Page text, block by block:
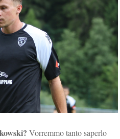
Vorremmo tanto saperlo